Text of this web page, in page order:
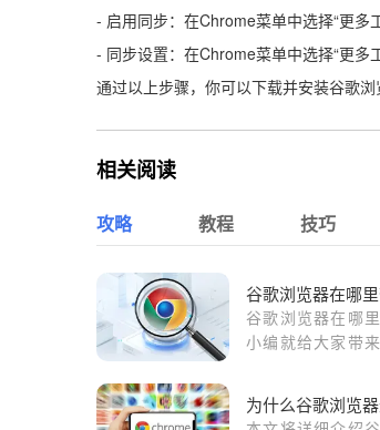
- 启用同步：在Chrome菜单中选择“更多
- 同步设置：在Chrome菜单中选择“更多
通过以上步骤，你可以下载并安装谷歌
相关阅读
攻略 教程 技巧
谷歌浏览器在哪
谷歌浏览器在哪
小编就给大家带
为什么谷歌浏览